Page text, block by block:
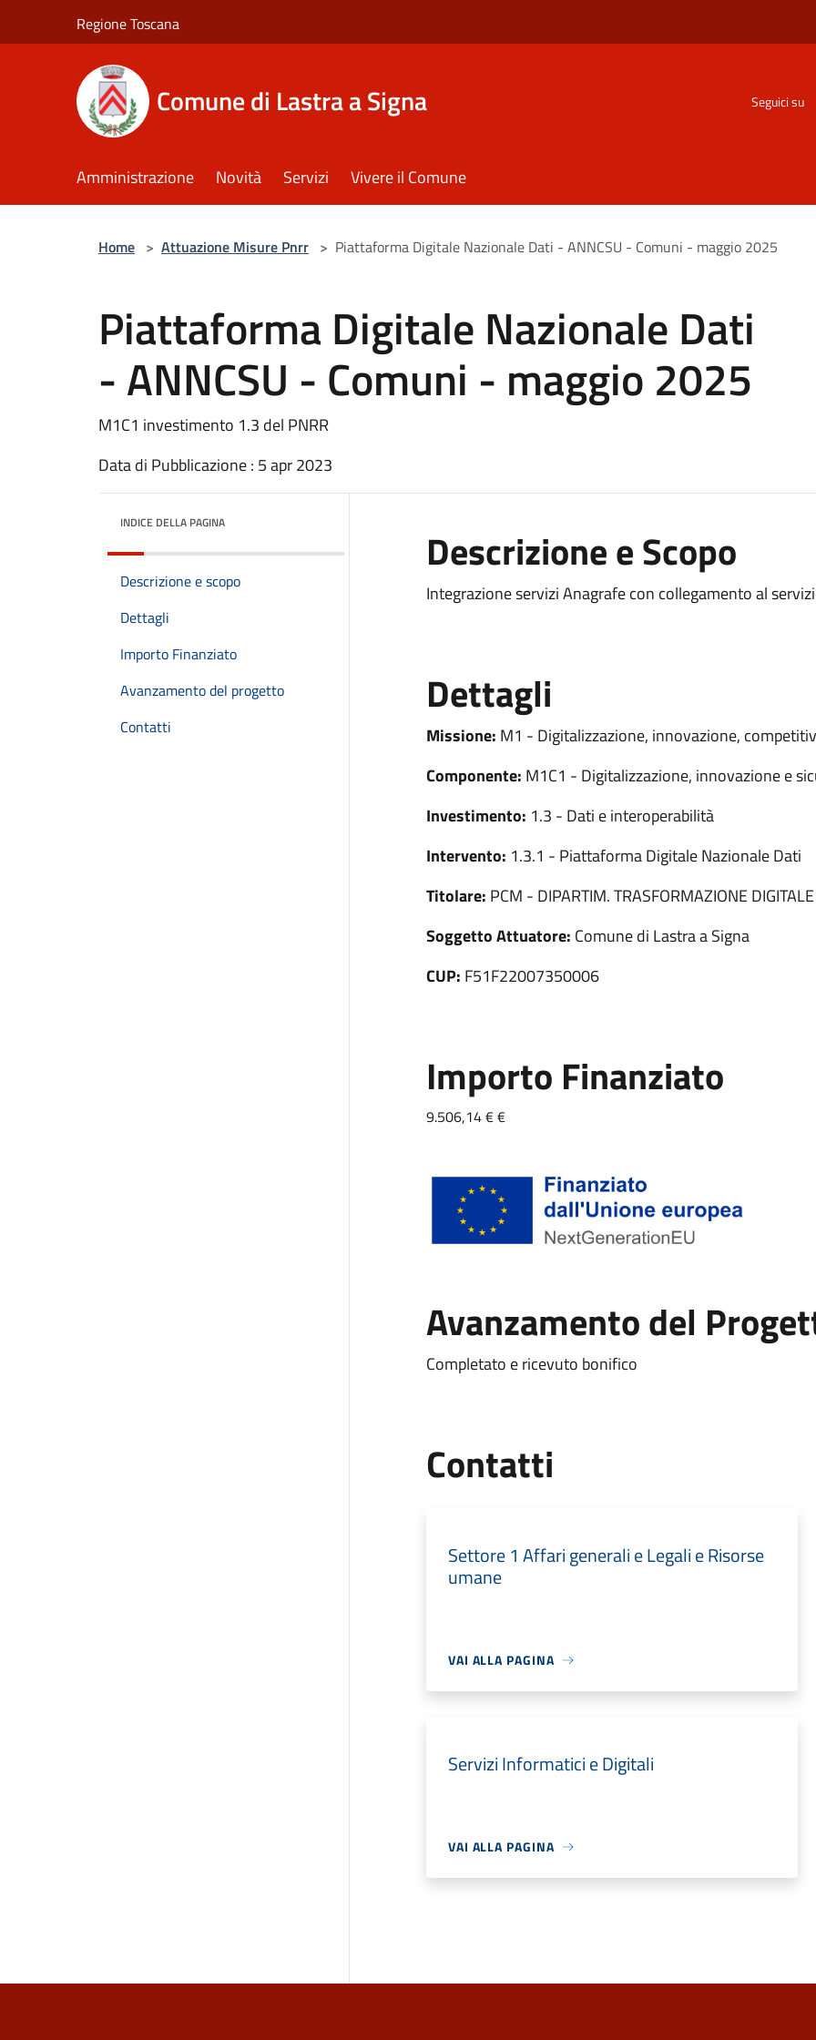
Regione Toscana
Comune di Lastra a Signa Seguici su
Amministrazione Novità Servizi Vivere il Comune
Home > Attuazione Misure Pnrr > Piattaforma Digitale Nazionale Dati - ANNCSU - Comuni - maggio 2025
Piattaforma Digitale Nazionale Dati
- ANNCSU - Comuni - maggio 2025
M1C1 investimento 1.3 del PNRR
Data di Pubblicazione : 5 apr 2023
INDICE DELLA PAGINA
Descrizione e scopo
Dettagli
Importo Finanziato
Avanzamento del progetto
Contatti
Descrizione e Scopo
Integrazione servizi Anagrafe con collegamento al
Dettagli
Missione: M1 - Digitalizzazione, innovazione,
Componente: M1C1 - Digitalizzazione, innovazione e
Investimento: 1.3 - Dati e interoperabilità
Intervento: 1.3.1 - Piattaforma Digitale Nazionale Dati
Titolare: PCM - DIPARTIM. TRASFORMAZIONE DIGITALE
Soggetto Attuatore: Comune di Lastra a Signa
CUP: F51F22007350006
Importo Finanziato
9.506,14 € €
Avanzamento del
Completato e ricevuto bonifico
Contatti
Settore 1 Affari generali e Legali e Risorse
umane
VAI ALLA PAGINA
Servizi Informatici e Digitali
VAI ALLA PAGINA